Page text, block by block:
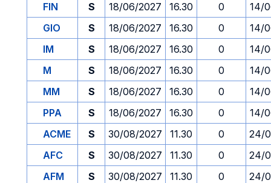
FIN
S 18/06/2027 16.30 0
14/
GIO
S 18/06/2027 16.30 0
14/
IM
S 18/06/2027 16.30 0
14/
M
S 18/06/2027 16.30 0
14/
MM
S 18/06/2027 16.30 0
14/
PPA
S 18/06/2027 16.30 0
14/
ACME
S 30/08/2027 11.30 0
24/
AFC
S 30/08/2027 11.30 0
24/
AFM
S 30/08/2027 11.30 0
24/